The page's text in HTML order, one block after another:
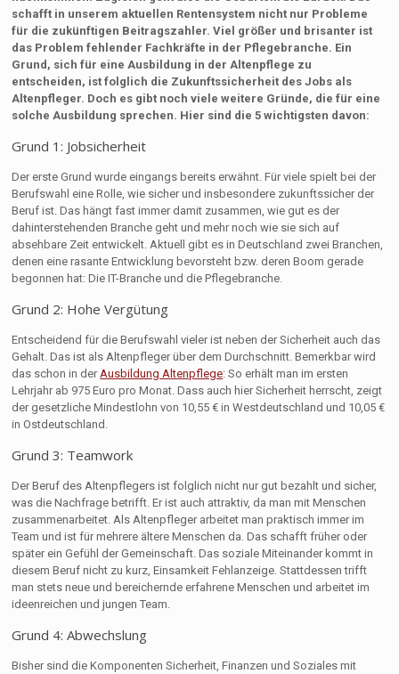
schafft in unserem aktuellen Rentensystem nicht nur Probleme
für die zukünftigen Beitragszahler. Viel größer und brisanter ist
das Problem fehlender Fachkräfte in der Pflegebranche. Ein
Grund, sich für eine Ausbildung in der Altenpflege zu
entscheiden, ist folglich die Zukunftssicherheit des Jobs als
Altenpfleger. Doch es gibt noch viele weitere Gründe, die für eine
solche Ausbildung sprechen. Hier sind die 5 wichtigsten davon:
Grund 1: Jobsicherheit
Der erste Grund wurde eingangs bereits erwähnt. Für viele spielt bei der
Berufswahl eine Rolle, wie sicher und insbesondere zukunftssicher der
Beruf ist. Das hängt fast immer damit zusammen, wie gut es der
dahinterstehenden Branche geht und mehr noch wie sie sich auf
absehbare Zeit entwickelt. Aktuell gibt es in Deutschland zwei Branchen,
denen eine rasante Entwicklung bevorsteht bzw. deren Boom gerade
begonnen hat: Die IT-Branche und die Pflegebranche.
Grund 2: Hohe Vergütung
Entscheidend für die Berufswahl vieler ist neben der Sicherheit auch das
Gehalt. Das ist als Altenpfleger über dem Durchschnitt. Bemerkbar wird
das schon in der Ausbildung Altenpflege: So erhält man im ersten
Lehrjahr ab 975 Euro pro Monat. Dass auch hier Sicherheit herrscht, zeigt
der gesetzliche Mindestlohn von 10,55 € in Westdeutschland und 10,05 €
in Ostdeutschland.
Grund 3: Teamwork
Der Beruf des Altenpflegers ist folglich nicht nur gut bezahlt und sicher,
was die Nachfrage betrifft. Er ist auch attraktiv, da man mit Menschen
zusammenarbeitet. Als Altenpfleger arbeitet man praktisch immer im
Team und ist für mehrere ältere Menschen da. Das schafft früher oder
später ein Gefühl der Gemeinschaft. Das soziale Miteinander kommt in
diesem Beruf nicht zu kurz, Einsamkeit Fehlanzeige. Stattdessen trifft
man stets neue und bereichernde erfahrene Menschen und arbeitet im
ideenreichen und jungen Team.
Grund 4: Abwechslung
Bisher sind die Komponenten Sicherheit, Finanzen und Soziales mit